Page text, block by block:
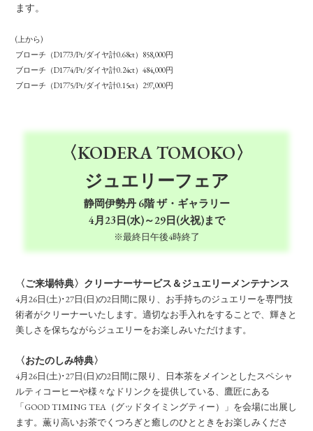
ます。
(上から)
ブローチ（D1773/Pt/ダイヤ計0.68ct）858,000円
ブローチ（D1774/Pt/ダイヤ計0.24ct）484,000円
ブローチ（D1775/Pt/ダイヤ計0.15ct）297,000円
〈KODERA TOMOKO〉
ジュエリーフェア
静岡伊勢丹 6階 ザ・ギャラリー
4月23日(水)～29日(火祝)まで
※最終日午後4時終了
〈ご来場特典〉クリーナーサービス＆ジュエリーメンテナンス
4月26日(土)･27日(日)の2日間に限り、お手持ちのジュエリーを専門技
術者がクリーナーいたします。適切なお手入れをすることで、輝きと
美しさを保ちながらジュエリーをお楽しみいただけます。
〈おたのしみ特典〉
4月26日(土)･27日(日)の2日間に限り、日本茶をメインとしたスペシャ
ルティコーヒーや様々なドリンクを提供している、鷹匠にある
「GOOD TIMING TEA（グッドタイミングティー）」を会場に出展し
ます。薫り高いお茶でくつろぎと癒しのひとときをお楽しみくださ